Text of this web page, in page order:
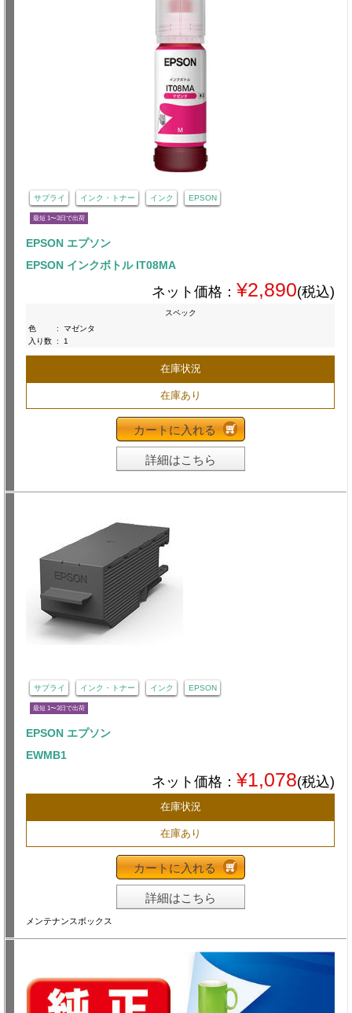
サプライ インク・トナー インク EPSON
最短 1〜3日で出荷
EPSON エプソン
EPSON インクボトル IT08MA
ネット価格： ¥2,890(税込)
スペック
色
:
マゼンタ
入り数 : 1
在庫状況
在庫あり
カートに入れる
詳細はこちら
サプライ インク・トナー インク EPSON
最短 1〜3日で出荷
EPSON エプソン
EWMB1
ネット価格： ¥1,078(税込)
在庫状況
在庫あり
カートに入れる
詳細はこちら
メンテナンスボックス